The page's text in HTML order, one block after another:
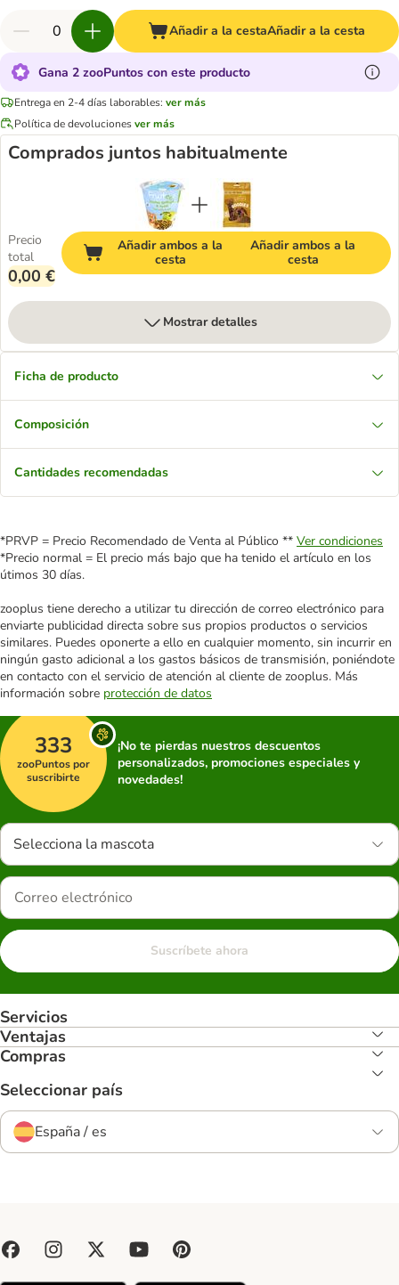
Añadir a la cestaAñadir a la cesta
Gana 2 zooPuntos con este producto
Entrega en 2-4 días laborables: ver más
Política de devolucionesver más
Comprados juntos habitualmente
Precio
total
0,00 €
Añadir ambos a la
cesta
Añadir ambos a la
cesta
Mostrar detalles
Ficha de producto
Composición
Cantidades recomendadas
*PRVP = Precio Recomendado de Venta al Público ** Ver condiciones
*Precio normal = El precio más bajo que ha tenido el artículo en los
útimos 30 días.
zooplus tiene derecho a utilizar tu dirección de correo electrónico para
enviarte publicidad directa sobre sus propios productos o servicios
similares. Puedes oponerte a ello en cualquier momento, sin incurrir en
ningún gasto adicional a los gastos básicos de transmisión, poniéndote
en contacto con el servicio de atención al cliente de zooplus. Más
información sobre protección de datos
333
zooPuntos por
suscribirte
¡No te pierdas nuestros descuentos
personalizados, promociones especiales y
novedades!
Selecciona la mascota
Suscríbete ahora
Servicios
Ventajas
Compras
Seleccionar país
España / es